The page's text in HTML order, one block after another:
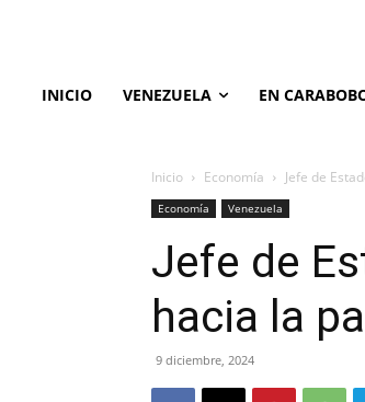
INICIO VENEZUELA EN
Inicio Economía Jefe de
Economía Venezuela
Jefe de
hacia la
9 diciembre, 2024